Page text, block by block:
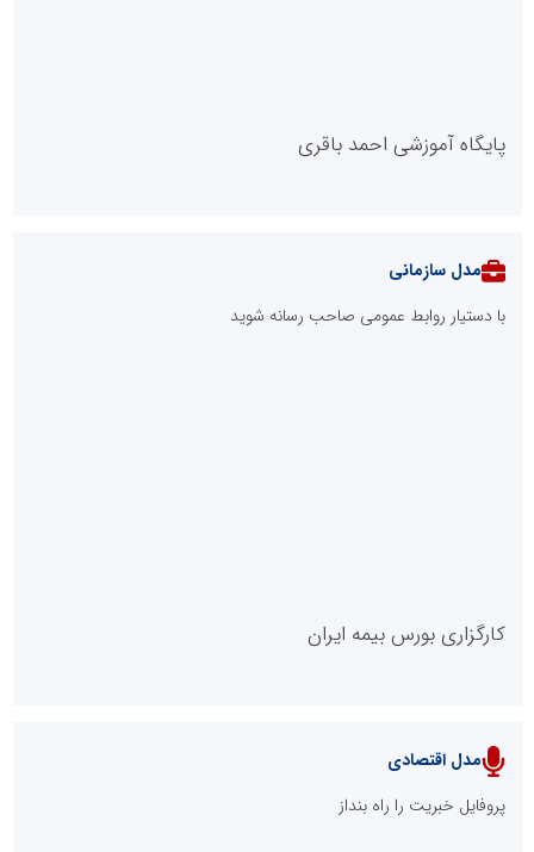
پایگاه آموزشی احمد باقری
پایگاه خبری نهضت ملی مسکن
مدل سازمانی
با دستیار روابط عمومی صاحب رسانه شوید
کارگزاری بورس بیمه ایران
مدل اقتصادی
پروفایل خبریت را راه بنداز